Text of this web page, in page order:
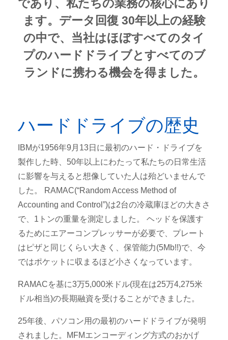
であり、私たちの業務の核心にあり
ます。データ回復 30年以上の経験
の中で、当社はほぼすべてのタイ
プのハードドライブとすべてのブ
ランドに携わる機会を得ました。
ハードドライブの歴史
IBMが1956年9月13日に最初のハード・ドライブを
製作した時、50年以上にわたって私たちの日常生活
に影響を与えると想像していた人は殆どいませんで
した。 RAMAC(“Random Access Method of
Accounting and Control”)は2台の冷蔵庫ほどの大きさ
で、1トンの重量を測定しました。 ヘッドを保護す
るためにエアーコンプレッサーが必要で、プレート
はピザと同じくらい大きく、保管能力(5Mb!!)で、今
ではポケットに収まるほど小さくなっています。
RAMACを基に3万5,000米ドル(現在は25万4,275米
ドル相当)の長期融資を受けることができました。
25年後、パソコン用の最初のハードドライブが発明
されました。MFMエンコーディング方式のおかげ